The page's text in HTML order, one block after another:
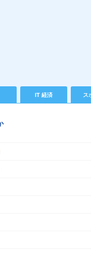
IT 経済 ス